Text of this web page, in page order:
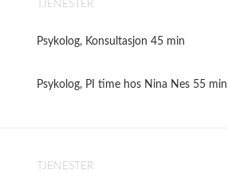
TJENESTER
Psykolog, Konsultasjon 45 min
Psykolog, PI time hos Nina Nes 55 min
TJENESTER